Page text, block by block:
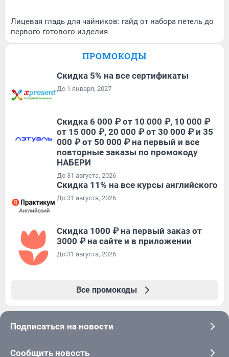
Лицевая гладь для чайников: гайд от набора петель до
первого готового изделия
ПРОМОКОДЫ
Скидка 5% на все сертификаты
До 1 января, 2027
Скидка 6 000 ₽ от 10 000 ₽, 10 000 ₽
от 15 000 ₽, 20 000 ₽ от 30 000 ₽ и 35
000 ₽ от 50 000 ₽ на первый и все
повторные заказы по промокоду
НАБЕРИ
До 31 августа, 2026
Скидка 11% на все курсы английского
До 31 августа, 2026
Скидка 1000 ₽ на первый заказ от
3000 ₽ на сайте и в приложении
До 31 августа, 2026
Все промокоды
Подписаться на новости
Сообщить новость